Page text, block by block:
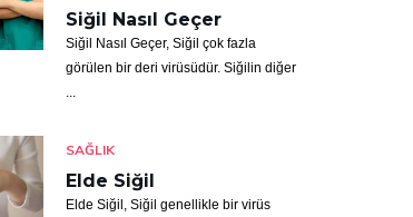
Siğil Nasıl Geçer
Siğil Nasıl Geçer, Siğil çok fazla
görülen bir deri virüsüdür. Siğilin diğer
...
SAĞLIK
Elde Siğil
Elde Siğil, Siğil genellikle bir virüs